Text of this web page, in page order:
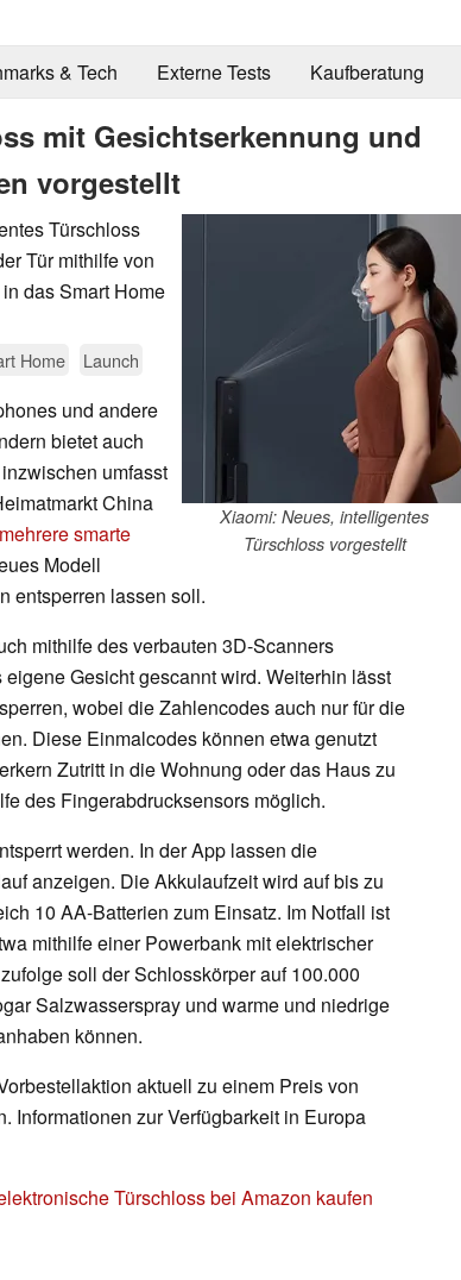
& Tech Externe Tests Kaufberatung
mit Gesichtserkennung und
vorgestellt
Xiaomi: Neues, intelligentes
Türschloss vorgestellt
Türschloss
Tür mithilfe von
das Smart Home
Home Launch
und andere
bietet auch
umfasst
China
mehrere smarte
Modell
entsperren lassen soll.
mithilfe des verbauten 3D-Scanners
Gesicht gescannt wird. Weiterhin lässt
wobei die Zahlencodes auch nur für die
Diese Einmalcodes können etwa genutzt
Zutritt in die Wohnung oder das Haus zu
des Fingerabdrucksensors möglich.
werden. In der App lassen die
anzeigen. Die Akkulaufzeit wird auf bis zu
10 AA-Batterien zum Einsatz. Im Notfall ist
mithilfe einer Powerbank mit elektrischer
soll der Schlosskörper auf 100.000
Salzwasserspray und warme und niedrige
können.
aktuell zu einem Preis von
Informationen zur Verfügbarkeit in Europa
Türschloss bei Amazon kaufen